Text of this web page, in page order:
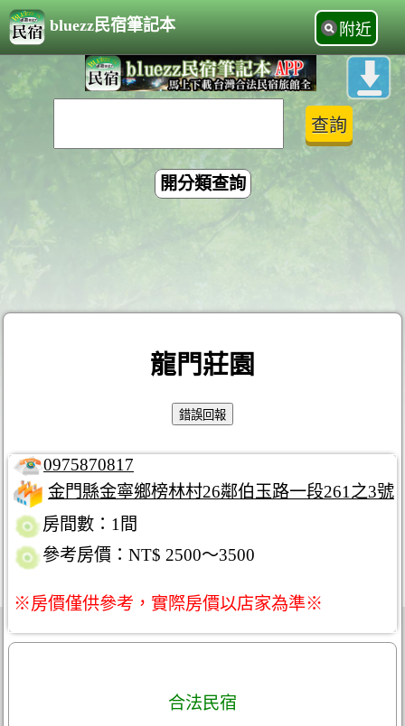
bluezz民宿筆記本 附近
開分類查詢
龍門莊園
0975870817
金門縣金寧鄉榜林村26鄰伯玉路一段261之3號
房間數：1間
參考房價：NT$ 2500～3500
※房價僅供參考，實際房價以店家為準※
合法民宿